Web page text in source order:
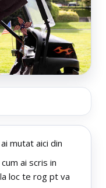
mutat aici din
ai scris in
loc te rog pt va